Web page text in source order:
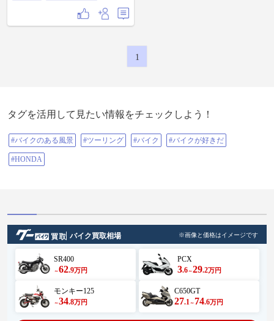
の日と 近隣の会社などの敷地に移
すので😊🌷 さっぱり系スッキリ系
とりあえず 塩ラーメンを食べた感
想ですが お肉好きな方は是非是非
このお肉食べてみてください😁👍
ます😁 これは食べてみないと
SNSなどで写真見てても わかりま
せん❣️😁 食べて食べて食べて食べ
て食べて食べて食べて食べて食べ
て食べて また食べたくなる😁👍 ま
た行くね🐾 ご馳走様でした😋 あり
がとう🌸 #大山 #大山グルメ #大
好きな人と繋がりたい #大山ランチ
#大山きっちん #大山らーめん #塩
ラーメン #醤油ラーメン #さっぱり
1
タグを活用して見たい情報をチェックしよう！
#バイクのある風景 #ツーリング #バイク #バイクが好きだ
#HONDA
バイク買取相場 ※画像と価格はイメージです
SR400
～62.9万円
PCX
3.6～29.2万円
モンキー125
～34.8万円
C650GT
27.1 ～ 74.6万円